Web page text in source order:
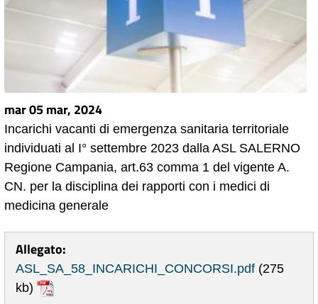
mar 05 mar, 2024
Incarichi vacanti di emergenza sanitaria territoriale
individuati al I° settembre 2023 dalla ASL SALERNO
Regione Campania, art.63 comma 1 del vigente A.
CN. per la disciplina dei rapporti con i medici di
medicina generale
Allegato:
ASL_SA_58_INCARICHI_CONCORSI.pdf (275
kb)